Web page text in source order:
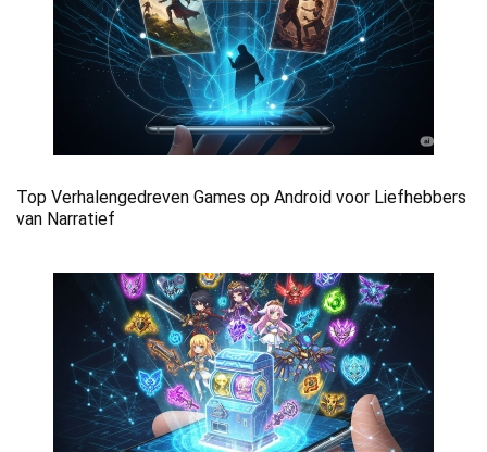
Top Verhalengedreven Games op Android voor Liefhebbers
van Narratief